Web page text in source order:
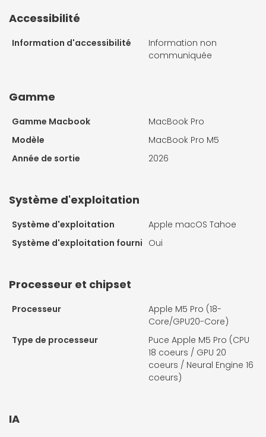
Accessibilité
Information d'accessibilité
Information non
communiquée
Gamme
Gamme Macbook
MacBook Pro
Modèle
MacBook Pro M5
Année de sortie
2026
Système d'exploitation
Système d'exploitation
Apple macOS Tahoe
Système d'exploitation fourni Oui
Processeur et chipset
Processeur
Apple M5 Pro (18-
Core/GPU20-Core)
Type de processeur
Puce Apple M5 Pro (CPU
18 coeurs / GPU 20
coeurs / Neural Engine 16
coeurs)
IA